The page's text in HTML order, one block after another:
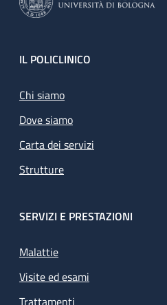
Footer
IL POLICLINICO
Chi siamo
Dove siamo
Carta dei servizi
Strutture
SERVIZI E PRESTAZIONI
Malattie
Visite ed esami
Trattamenti